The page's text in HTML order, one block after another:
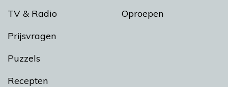
TV & Radio
Prijsvragen
Puzzels
Recepten
Oproepen